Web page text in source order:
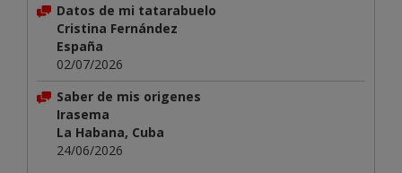
Datos de mi tatarabuelo
Cristina Fernández
España
02/07/2026
Saber de mis origenes
Irasema
La Habana, Cuba
24/06/2026